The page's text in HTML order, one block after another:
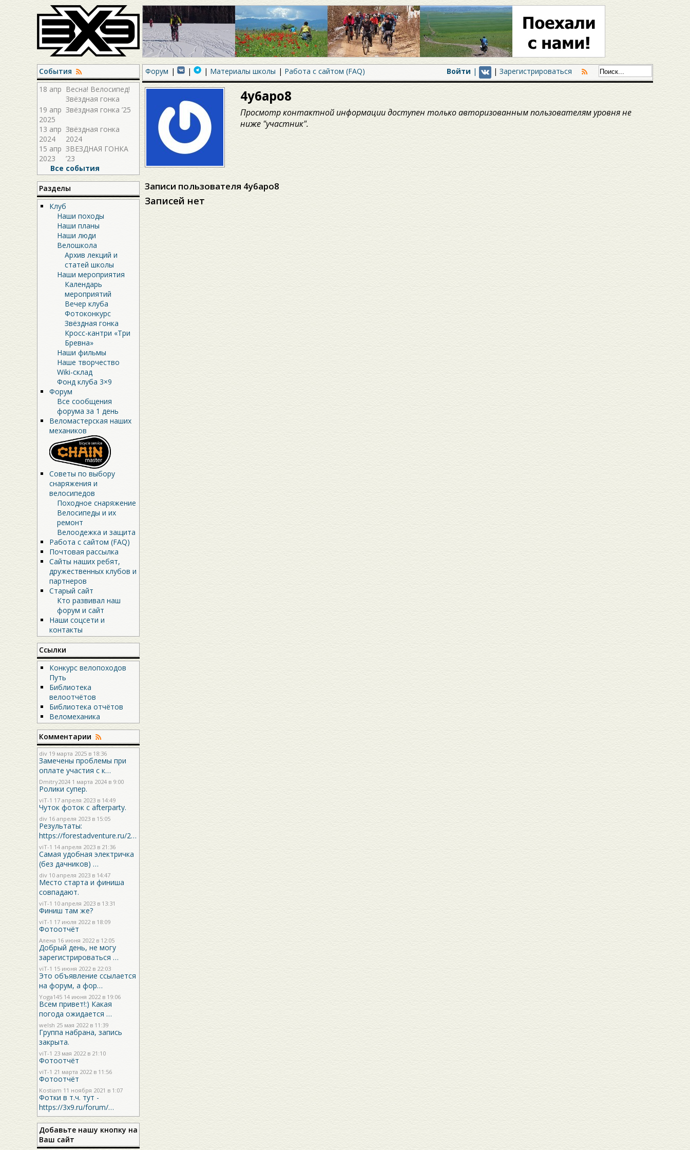
События
18 апр Весна! Велосипед!
Звёздная гонка
2026!
19 апр
2025
Звёздная гонка ’25
13 апр
2024
Звёздная гонка
2024
15 апр
2023
ЗВЕЗДНАЯ ГОНКА
’23
Все события
Разделы
Клуб
Наши походы
Наши планы
Наши люди
Велошкола
Архив лекций и
статей школы
Наши мероприятия
Календарь
мероприятий
Вечер клуба
Фотоконкурс
Звёздная гонка
Кросс-кантри «Три
Бревна»
Наши фильмы
Наше творчество
Wiki-склад
Фонд клуба 3×9
Форум
Все сообщения
форума за 1 день
Веломастерская наших
механиков
Советы по выбору
снаряжения и
велосипедов
Походное снаряжение
Велосипеды и их
ремонт
Велоодежка и защита
Работа с сайтом (FAQ)
Почтовая рассылка
Сайты наших ребят,
дружественных клубов и
партнеров
Старый сайт
Кто развивал наш
форум и сайт
Наши соцсети и
контакты
Ссылки
Конкурс велопоходов
Путь
Библиотека
велоотчётов
Библиотека отчётов
Веломеханика
Комментарии
div 19 марта 2025 в 18:36
Замечены проблемы при
оплате участия с к…
Dmitry2024 1 марта 2024 в 9:00
Ролики супер.
viT-1 17 апреля 2023 в 14:49
Чуток фоток с afterparty.
div 16 апреля 2023 в 15:05
Результаты:
https://forestadventure.ru/2…
viT-1 14 апреля 2023 в 21:36
Самая удобная электричка
(без дачников) …
div 10 апреля 2023 в 14:47
Место старта и финиша
совпадают.
viT-1 10 апреля 2023 в 13:31
Финиш там же?
viT-1 17 июля 2022 в 18:09
Фотоотчёт
Алена 16 июня 2022 в 12:05
Добрый день, не могу
зарегистрироваться …
viT-1 15 июня 2022 в 22:03
Это объявление ссылается
на форум, а фор…
Yoga145 14 июня 2022 в 19:06
Всем привет!:) Какая
погода ожидается …
welsh 25 мая 2022 в 11:39
Группа набрана, запись
закрыта.
viT-1 23 мая 2022 в 21:10
Фотоотчёт
viT-1 21 марта 2022 в 11:56
Фотоотчёт
Kostiam 11 ноября 2021 в 1:07
Фотки в т.ч. тут -
https://3x9.ru/forum/…
Добавьте нашу кнопку на
Ваш сайт
Форум Материалы школы Работа с сайтом (FAQ) Войти | |Зарегистрироваться
4y6apo8
Просмотр контактной информации доступен только авторизованным пользователям уровня не
ниже "участник".
Записи пользователя 4y6apo8
Записей нет